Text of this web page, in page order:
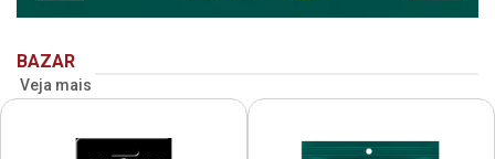
BAZAR
Veja mais